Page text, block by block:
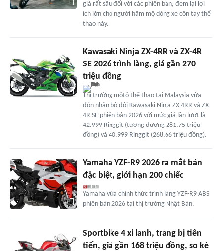
giá rất sâu đối với các phiên bản, đem lại lợi
ích lớn cho người hâm mộ dòng xe côn tay thể
thao này.
Kawasaki Ninja ZX-4RR và ZX-4R
SE 2026 trình làng, giá gần 270
triệu đồng
Thị trường môtô thể thao tại Malaysia vừa
đón nhận bộ đôi Kawasaki Ninja ZX-4RR và ZX-
4R SE phiên bản 2026 với mức giá lần lượt là
42.999 Ringgit (tương đương 281,75 triệu
đồng) và 40.999 Ringgit (268,66 triệu đồng).
Yamaha YZF-R9 2026 ra mắt bản
đặc biệt, giới hạn 200 chiếc
Yamaha vừa chính thức trình làng YZF-R9 ABS
phiên bản 2026 tại thị trường Nhật Bản.
Sportbike 4 xi lanh, trang bị tiên
tiến, giá gần 168 triệu đồng, so kè